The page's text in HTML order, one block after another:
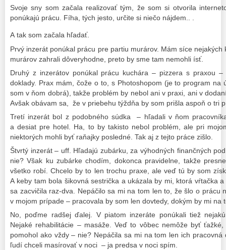
Svoje sny som začala realizovať tým, že som si otvorila
ponúkajú prácu. Fíha, tých jesto, určite si niečo nájdem.. .
A tak som začala hľadať.
Prvý inzerát ponúkal prácu pre partiu murárov. Mám síce
murárov zahrali dôveryhodne, preto by sme tam nemohli ísť.
Druhý z inzerátov ponúkal prácu kuchára – pizzera s praxou
doklady. Prax mám, čože o to, s Photoshopom (je to program na
som v ňom dobrá), takže problém by nebol ani v praxi, ani v
Avšak obávam sa, že v priebehu týždňa by som prišla aspoň o tri
Tretí inzerát bol z podobného súdka – hľadali v ňom
a desiat pre hotel. Ha, to by takisto nebol problém, ale pri
niektorých mohli byť raňajky posledné. Tak aj z tejto práce zišlo.
Štvrtý inzerát – uff. Hľadajú zubárku, za výhodných finančných
nie? Však ku zubárke chodím, dokonca pravidelne, takže
všetko robí. Chcelo by to len trochu praxe, ale veď tú by som
A keby tam bola šikovná sestrička a ukázala by mi, ktorá vŕtačka
sa zacvičila raz-dva. Nepáčilo sa mi na tom len to, že šlo o prácu
v mojom prípade – pracovala by som len dovtedy, dokým by mi
No, poďme radšej ďalej. V piatom inzeráte ponúkali tiež
Nejaké rehabilitácie – masáže. Veď to vôbec nemôže byť
pomohol ako vždy – nie? Nepáčila sa mi na tom len ich
ľudí chceli masírovať v noci – ja predsa v noci spím.